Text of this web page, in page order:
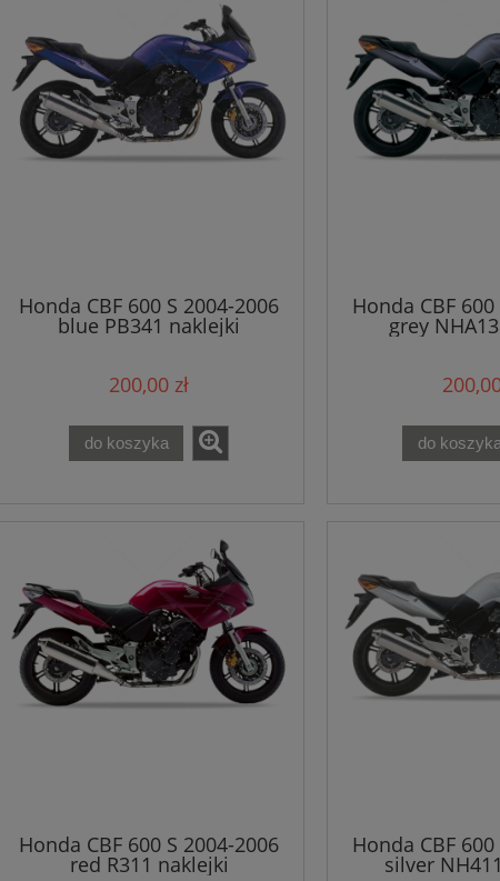
Honda CBF 600 S 2004-2006
blue PB341 naklejki
200,00 zł
do koszyka
Honda CBF
grey
do koszyka
Honda CBF 600 S 2004-2006
red R311 naklejki
Honda CBF
silver